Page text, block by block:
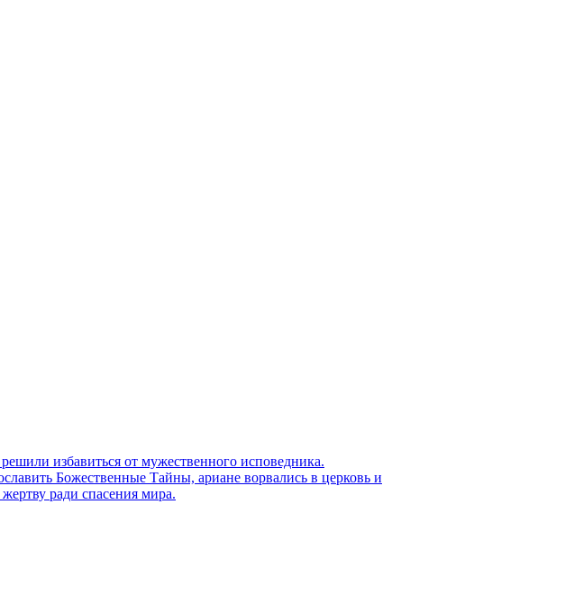
избавиться от мужественного исповедника.
Божественные Тайны, ариане ворвались в церковь и
ради спасения мира.